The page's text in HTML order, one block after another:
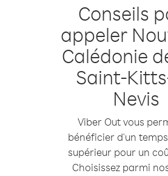
Conseils
appeler
Calédonie
Saint-
Nevis
Viber Out vous
bénéficier d'un
supérieur pour un
Choisissez parmi